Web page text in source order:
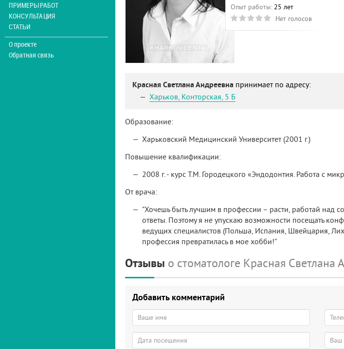
ПРИМЕРЫ РАБОТ
КОНСУЛЬТАЦИЯ
СТАТЬИ
О проекте
Обратная связь
Опыт работы: 25 лет
Нет голосов
Красная Светлана Андреевна принимает по адресу:
Харьков, Конторская, 5 Б
Образование:
Харьковский Медицинский Университет (2001 г.)
Повышение квалификации:
2008 г. - курс Т.М. Городецкого «Эндодонтия. Работа с
От врача:
"Хочешь быть лучшим в профессии – расти, работай над
ответы. Поэтому я не упускаю возможности посещать
ведущих специалистов (Польша, Испания, Швейцария,
профессия превратилась в мое хобби!"
Отзывы о стоматологе Красная Светлана
Добавить комментарий